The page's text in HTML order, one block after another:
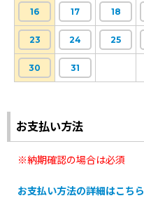
16 17 18
23 24 25
30 31
お支払い方法
※納期確認の場合は必須
お支払い方法の詳細はこちら